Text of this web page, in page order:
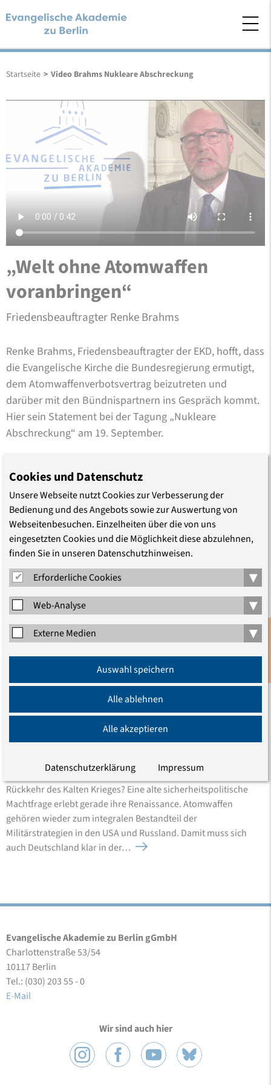
Startseite > Video Brahms Nukleare Abschreckung
„Welt ohne Atomwaffen
voranbringen“
Friedensbeauftragter Renke Brahms
Renke Brahms, Friedensbeauftragter der EKD, hofft, dass
die Evangelische Kirche die Bundesregierung ermutigt,
dem Atomwaffenverbotsvertrag beizutreten und
darüber mit den Bündnispartnern ins Gespräch kommt.
Hier sein Statement bei der Tagung „Nukleare
Abschreckung“ am 19. September.
Frieden Abschreckung Rüstung
Erschienen am 18.10.2019
Aktualisiert am 04.05.2021
Teilen
19
Französische Friedrichstadtkirche
Nukleare Abschreckung
Eine "heute noch mögliche" ethische Option?
Rückkehr des Kalten Krieges? Eine alte sicherheitspolitische
Machtfrage erlebt gerade ihre Renaissance. Atomwaffen
gehören wieder zum integralen Bestandteil der
Militärstrategien in den USA und Russland. Damit muss sich
auch Deutschland klar in der…
Anmeldung
Evangelische Akademie zu Berlin gGmbH
Charlottenstraße 53/54
10117 Berlin
Tel.: (030) 203 55 - 0
E-Mail
Wir sind auch hier
Cookies und Datenschutz
Unsere Webseite nutzt Cookies zur Verbesserung der
Bedienung und des Angebots sowie zur Auswertung von
Webseitenbesuchen. Einzelheiten über die von uns
eingesetzten Cookies und die Möglichkeit diese abzulehnen,
finden Sie in unseren Datenschutzhinweisen.
Erforderliche Cookies
▾
Web-Analyse ▾
Externe Medien ▾
Auswahl speichern
Alle ablehnen
Alle akzeptieren
Datenschutzerklärung Impressum